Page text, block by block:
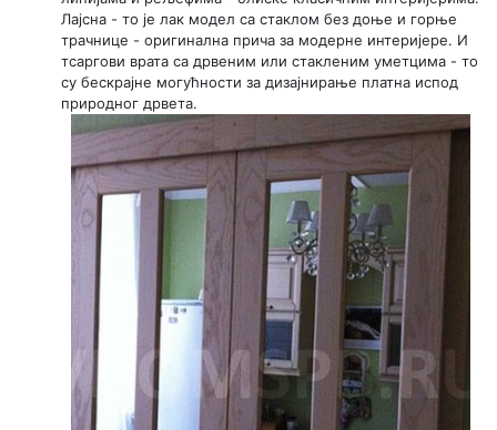
Лајсна - то је лак модел са стаклом без доње и горње
трачнице - оригинална прича за модерне интеријере. И
тсаргови врата са дрвеним или стакленим уметцима - то
су бескрајне могућности за дизајнирање платна испод
природног дрвета.